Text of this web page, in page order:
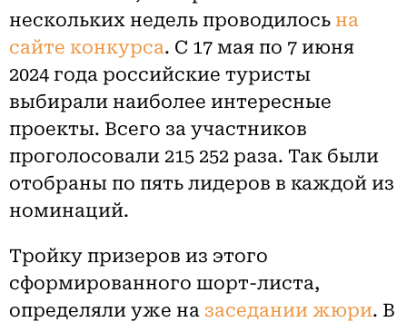
нескольких недель проводилось на
сайте конкурса. С 17 мая по 7 июня
2024 года российские туристы
выбирали наиболее интересные
проекты. Всего за участников
проголосовали 215 252 раза. Так были
отобраны по пять лидеров в каждой из
номинаций.
Тройку призеров из этого
сформированного шорт-листа,
определяли уже на заседании жюри. В